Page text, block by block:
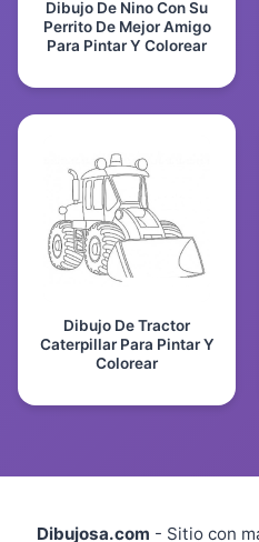
Dibujo De Nino Con Su
Perrito De Mejor Amigo
Para Pintar Y Colorear
Dibujo De Tractor
Caterpillar Para Pintar Y
Colorear
Dibujosa.com - Sitio con